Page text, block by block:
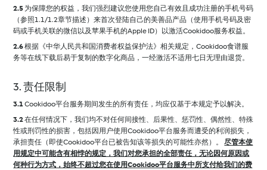
2.5 为保障您的权益，我们强烈建议您使用您自己有效且成功注册的手机号码
（参照1.1/1.2章节描述）来首次登陆自己的美善品产品（使用手机号码及密
码或手机关联的微信以及苹果手机的Apple ID）以激活Cookidoo服务权益。
2.6根据《中华人民共和国消费者权益保护法》相关规定，Cookidoo食谱服
务等在线下载后易于复制的数字化商品，一经激活不适用七日无理由退货。
3. 责任限制
3.1Cookidoo平台服务期间发生的所有责任，均应仅基于本规定予以解决。
3.2在任何情况下，我们均不对任何间接性、后果性、惩罚性、偶然性、特殊
性或刑罚性的损害，包括因用户使用Cookidoo平台服务而遭受的利润损失，
承担责任（即使Cookidoo平台已被告知该等损失的可能性亦然）。尽管本使
用规定中可能含有相悖的规定，我们对您承担的全部责任，无论因何原因或
何种行为方式，始终不超过您在使用Cookidoo平台服务中所支付给我们的费